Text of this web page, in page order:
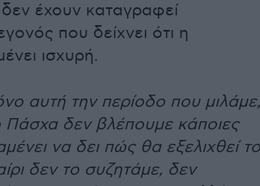
έχουν καταγραφεί
που δείχνει ότι η
ισχυρή.
αυτή την περίοδο που μιλάμε,
Πάσχα δεν βλέπουμε κάποιες
να δει πώς θα εξελιχθεί το
δεν το συζητάμε, δεν